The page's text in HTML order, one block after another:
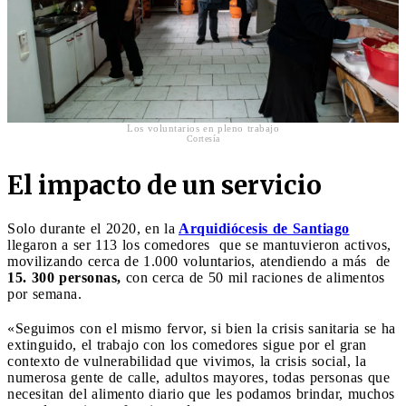
Los voluntarios en pleno trabajo
Cortesía
El impacto de un servicio
Solo durante el 2020, en la Arquidiócesis de Santiago
llegaron a ser 113 los comedores que se mantuvieron activos,
movilizando cerca de 1.000 voluntarios, atendiendo a más de
15. 300 personas, con cerca de 50 mil raciones de alimentos
por semana.
«Seguimos con el mismo fervor, si bien la crisis sanitaria se ha
extinguido, el trabajo con los comedores sigue por el gran
contexto de vulnerabilidad que vivimos, la crisis social, la
numerosa gente de calle, adultos mayores, todas personas que
necesitan del alimento diario que les podamos brindar, muchos